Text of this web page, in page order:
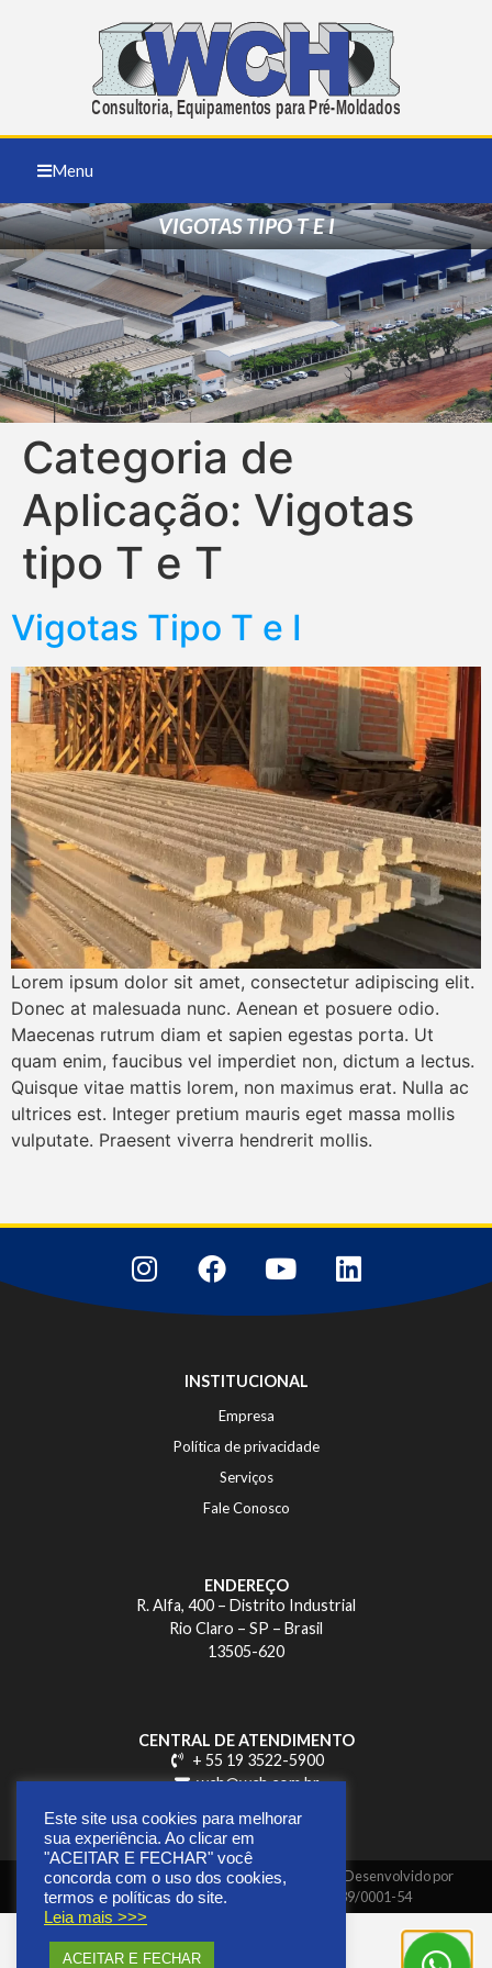
Menu
VIGOTAS TIPO T E I
Categoria de
Aplicação: Vigotas
tipo T e T
Vigotas Tipo T e I
Lorem ipsum dolor sit amet, consectetur adipiscing elit.
Donec at malesuada nunc. Aenean et posuere odio.
Maecenas rutrum diam et sapien egestas porta. Ut
quam enim, faucibus vel imperdiet non, dictum a lectus.
Quisque vitae mattis lorem, non maximus erat. Nulla ac
ultrices est. Integer pretium mauris eget massa mollis
vulputate. Praesent viverra hendrerit mollis.
INSTITUCIONAL
Empresa
Política de privacidade
Serviços
Fale Conosco
ENDEREÇO
R. Alfa, 400 – Distrito Industrial
Rio Claro – SP – Brasil
13505-620
CENTRAL DE ATENDIMENTO
+ 55 19 3522-5900
wch@wch.com.br
Copyright © 2026 | Todos os direitos reservados | Desenvolvido por
GUAXINIM Mídia Digital |
CNPJ 41.269.639/0001-54
Este site usa cookies para melhorar
sua experiência. Ao clicar em
"ACEITAR E FECHAR" você
concorda com o uso dos cookies,
termos e políticas do site.
Leia mais >>>
ACEITAR E FECHAR